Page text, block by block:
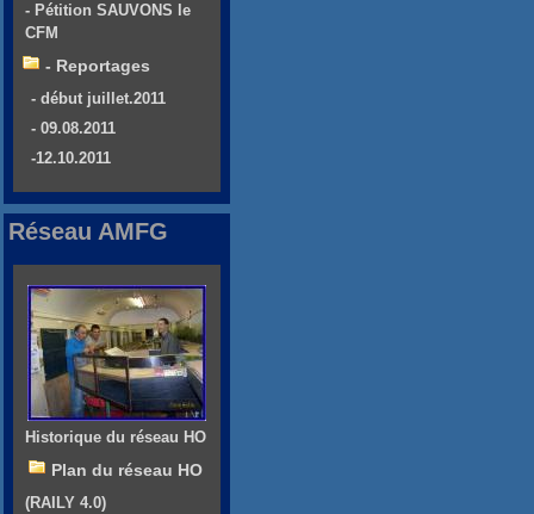
- Pétition SAUVONS le
CFM
- Reportages
- début juillet.2011
- 09.08.2011
-12.10.2011
Réseau AMFG
Historique du réseau HO
Plan du réseau HO
(RAILY 4.0)